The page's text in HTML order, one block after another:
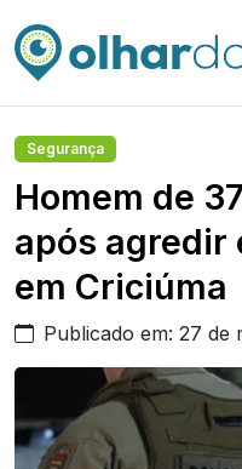
Segurança
Homem de
após agredir
em Criciúma
Publicado em: 27 de